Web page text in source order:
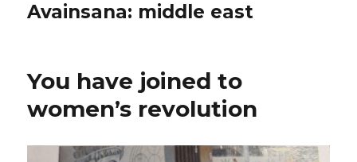
Avainsana: middle east
You have joined to
women’s revolution